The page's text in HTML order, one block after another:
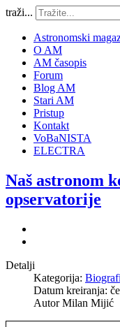
traži...
Astronomski
O AM
AM časopis
Forum
Blog AM
Stari AM
Pristup
Kontakt
VoBaNISTA
ELECTRA
Naš astronom
opservatorije
Detalji
Kategorija:
Datum kreiranja:
AutorMilan Mijić